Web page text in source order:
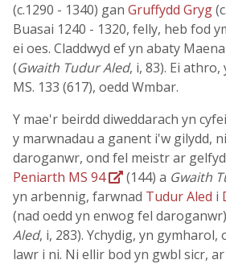
(c.1290 - 1340) gan Gruffydd Gryg
Buasai 1240 - 1320, felly, heb fod
ei oes. Claddwyd ef yn abaty
(Gwaith Tudur Aled, i, 83). Ei
MS. 133 (617), oedd Wmbar.
Y mae'r beirdd diweddarach yn
y marwnadau a ganent i'w gilydd,
daroganwr, ond fel meistr ar
Peniarth MS 94
(144) a Gwaith
yn arbennig, farwnad Tudur Aled i
(nad oedd yn enwog fel
Aled, i, 283). Ychydig, yn
lawr i ni. Ni ellir bod yn gwbl sicr,